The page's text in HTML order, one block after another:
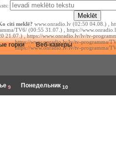
citi meklē? www.onradio.lv (02:50 04.08.) ,
TV6/ (00:55 31.07.) , https://
21.07.) , https://www.onradio.lv/lv/tv-
https://www.onradio.lv/lv/tv-programma/
https://www.onradio.lv/lv/tv-programma/
горки Веб-камеры
9 Понедельник 10